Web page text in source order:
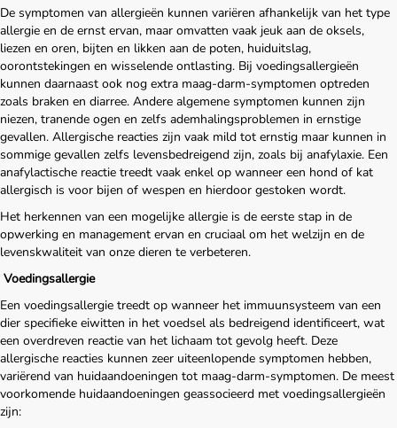
De symptomen van allergieën kunnen variëren afhankelijk van het type
allergie en de ernst ervan, maar omvatten vaak jeuk aan de oksels,
liezen en oren, bijten en likken aan de poten, huiduitslag,
oorontstekingen en wisselende ontlasting. Bij voedingsallergieën
kunnen daarnaast ook nog extra maag-darm-symptomen optreden
zoals braken en diarree. Andere algemene symptomen kunnen zijn
niezen, tranende ogen en zelfs ademhalingsproblemen in ernstige
gevallen. Allergische reacties zijn vaak mild tot ernstig maar kunnen in
sommige gevallen zelfs levensbedreigend zijn, zoals bij anafylaxie. Een
anafylactische reactie treedt vaak enkel op wanneer een hond of kat
allergisch is voor bijen of wespen en hierdoor gestoken wordt.
Het herkennen van een mogelijke allergie is de eerste stap in de
opwerking en management ervan en cruciaal om het welzijn en de
levenskwaliteit van onze dieren te verbeteren.
Voedingsallergie
Een voedingsallergie treedt op wanneer het immuunsysteem van een
dier specifieke eiwitten in het voedsel als bedreigend identificeert, wat
een overdreven reactie van het lichaam tot gevolg heeft. Deze
allergische reacties kunnen zeer uiteenlopende symptomen hebben,
variërend van huidaandoeningen tot maag-darm-symptomen. De meest
voorkomende huidaandoeningen geassocieerd met voedingsallergieën
zijn: